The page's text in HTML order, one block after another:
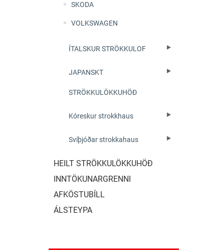
SKODA
VOLKSWAGEN
ÍTALSKUR STRÖKKULOF
JAPANSKT
STRÖKKULÖKKUHÖÐ
Kóreskur strokkhaus
Svíþjóðar strokkahaus
HEILT STRÖKKULÖKKUHÖÐ
INNTÖKUNARGRENNI
AFKÖSTUBÍLL
ÁLSTEYPA